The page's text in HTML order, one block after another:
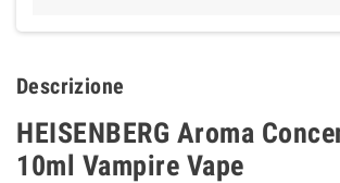
Descrizione
HEISENBERG Aroma
10ml Vampire Vape